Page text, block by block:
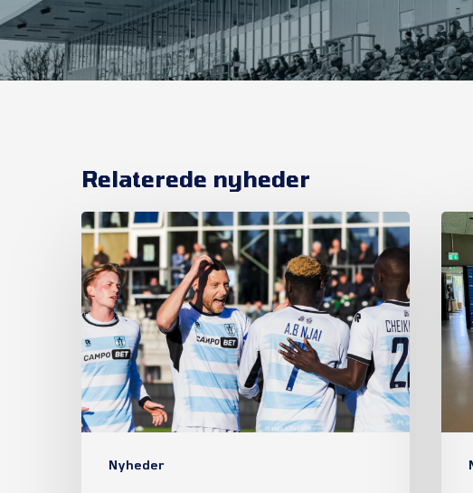
Relaterede nyheder
Nyheder
Et
nyt
kapitel
begynder
i
FC
Helsingør
fra
2026